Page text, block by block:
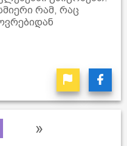
რამ, რაც
»